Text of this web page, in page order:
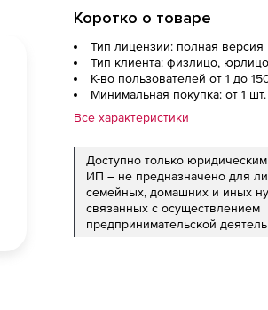
Коротко о товаре
Тип лицензии: полная версия
Тип клиента: физлицо, юрлицо
К-во пользователей от 1 до
Минимальная покупка: от 1 шт.
Все характеристики
Доступно только
ИП – не предназначено для
семейных, домашних и иных
связанных с осуществлением
предпринимательской